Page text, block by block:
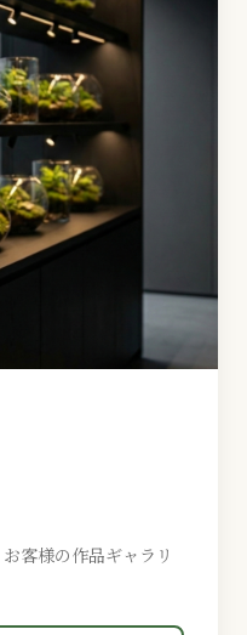
客様の作品ギャラリ